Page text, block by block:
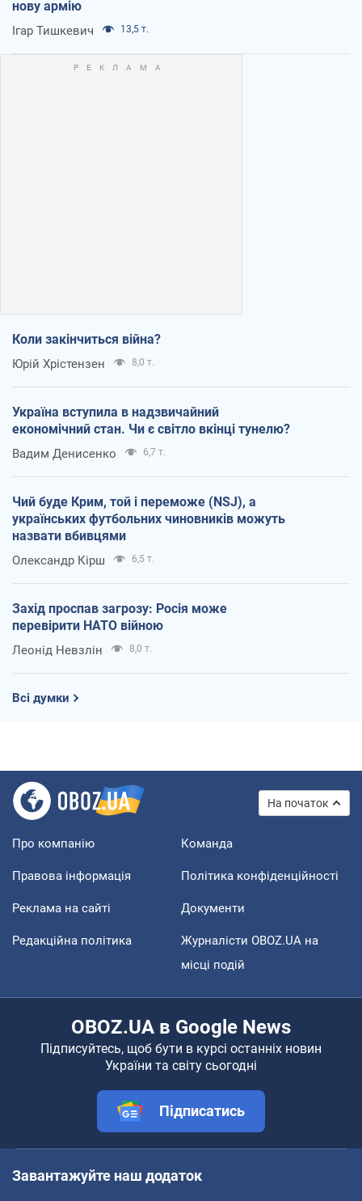
нову армію
Ігар Тишкевич 13,5 т.
Коли закінчиться війна?
Юрій Хрістензен 8,0 т.
Україна вступила в надзвичайний
економічний стан. Чи є світло вкінці тунелю?
Вадим Денисенко 6,7 т.
Чий буде Крим, той і переможе (NSJ), а
українських футбольних чиновників можуть
назвати вбивцями
Олександр Кірш 6,5 т.
Захід проспав загрозу: Росія може
перевірити НАТО війною
Леонід Невзлін 8,0 т.
Всі думки
На початок
Про компанію Команда
Правова інформація Політика конфіденційності
Реклама на сайті Документи
Редакційна політика
Журналісти OBOZ.UA на
місці подій
OBOZ.UA в Google News
Підписуйтесь, щоб бути в курсі останніх новин
України та світу сьогодні
Підписатись
Завантажуйте наш додаток